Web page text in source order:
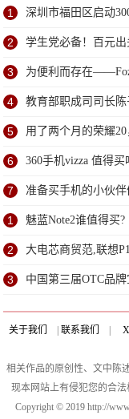
1 深圳市福田区启动
2 学生党必备！百元
3 为便利而存在
4 教育部职成司司长
研
5 用了两个月的荣耀
6 360手机vizza 值得
7 准备买手机的小伙
机吧
1 魅蓝Note2谁值得买?
2 大电芯商贸范,联想
3 中国第三届OTC品
关于我们 联系我们
相关作品的原创性、文中陈
现本网站上有侵犯您的合法
Copyright © 2019 http://